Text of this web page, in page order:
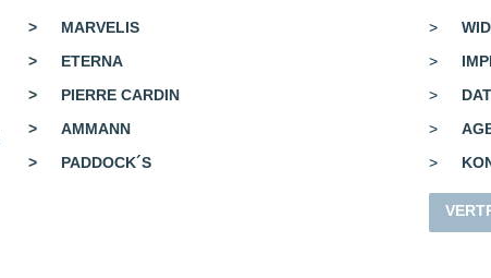
>
MARVELIS
>
ETERNA
>
PIERRE CARDIN
>
AMMANN
>
PADDOCK´S
>
>
>
>
>